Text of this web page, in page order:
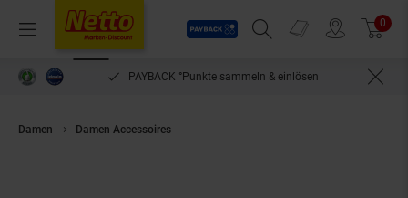
Menü
Payback
Suchfeld einblenden
Prospekte 0
PAYBACK °Punkte sammeln & einlösen
Damen Damen Accessoires